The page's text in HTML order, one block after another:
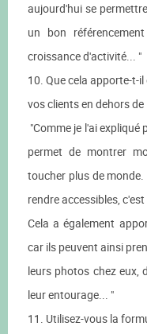
aujourd'hui se
un bon
croissance d'activité... "
10. Que cela apporte-t-
vos clients en dehors de
"Comme je l'ai
permet de montrer
toucher plus de monde.
rendre accessibles,
Cela a également
car ils peuvent ainsi
leurs photos chez eux,
leur entourage... "
11. Utilisez-vous la